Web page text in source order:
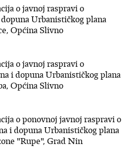
o javnoj raspravi o
Urbanističkog plana
Općina Slivno
o javnoj raspravi o
i dopuna Urbanističkog plana
Općina Slivno
o ponovnoj javnoj raspravi o
i dopuna Urbanističkog plana
"Rupe", Grad Nin